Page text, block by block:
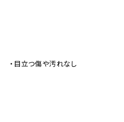
・目立つ傷や汚れなし